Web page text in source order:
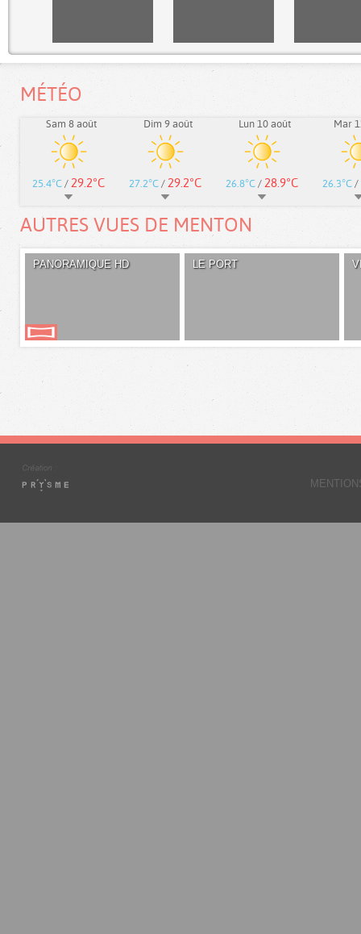
MÉTÉO
Sam 8 août
25.4°C / 29.2°C
Dim 9 août
27.2°C / 29.2°C
Lun 10 août
26.8°C / 28.9°C
Mar
26.3°C /
AUTRES VUES DE MENTON
PANORAMIQUE HD LE PORT